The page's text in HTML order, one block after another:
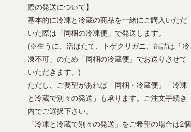
際の発送について】
基本的に冷凍と冷蔵の商品を一緒にご購入いただ
いた際は「同梱の冷凍便」で発送します。
(※生うに、活ほたて、トゲクリガニ、缶詰は「冷
凍不可」のため「同梱の冷蔵便」でお送りさせて
いただきます。)
ただし、ご要望があれば「同梱・冷蔵便」「冷凍
と冷蔵で別々の発送」も承ります。ご注文手続き
内でご選択下さい。
「冷凍と冷蔵で別々の発送」をご希望の場合は2個